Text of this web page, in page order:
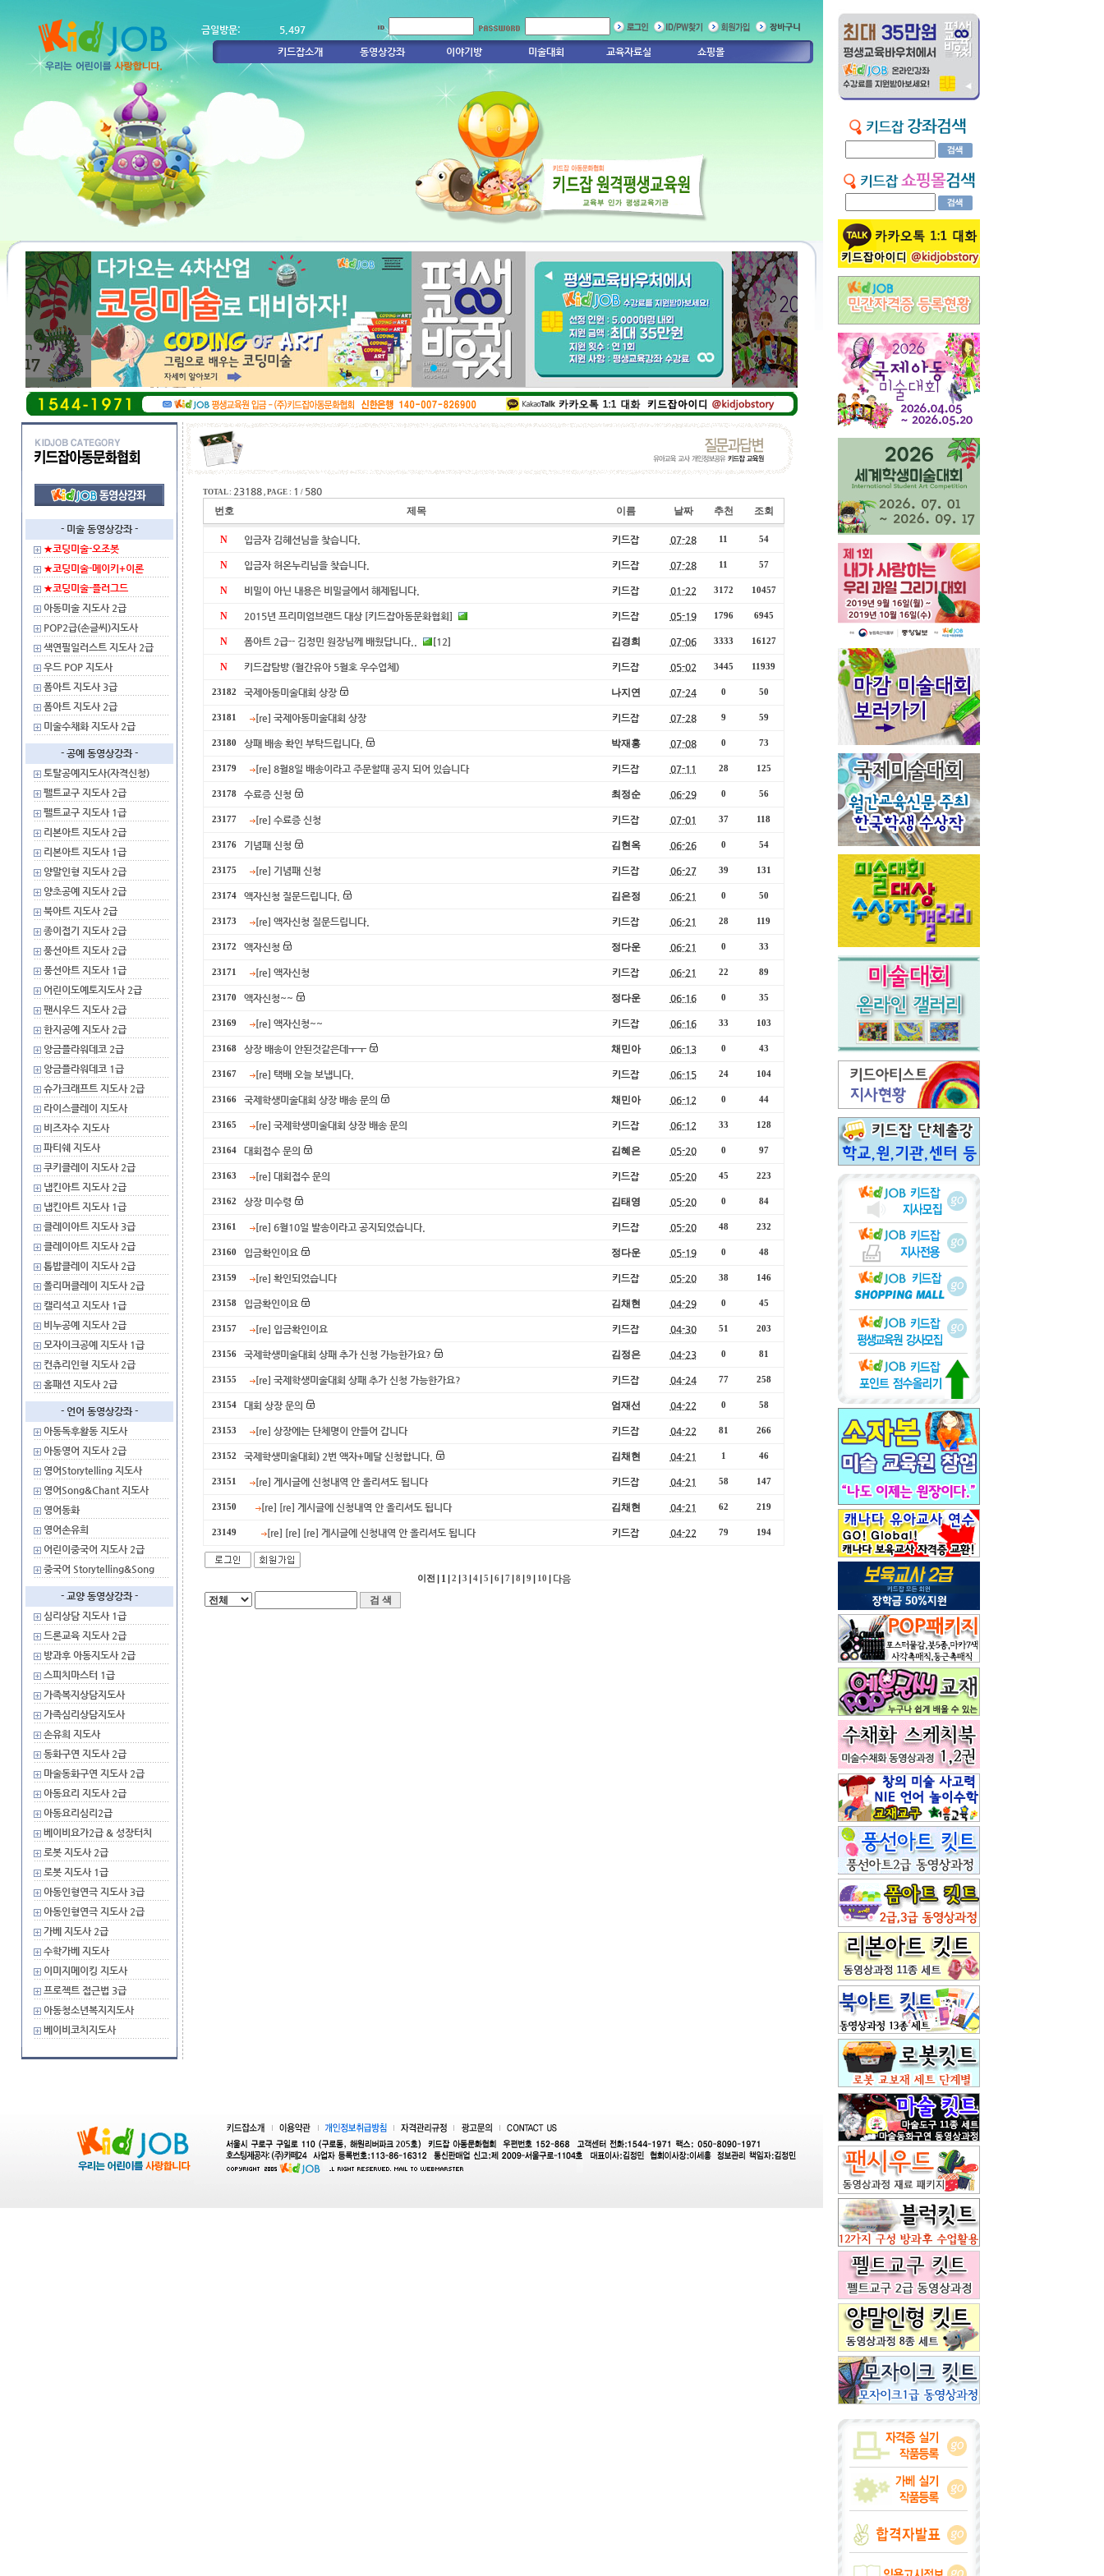
금일방문:
5,497
키드잡소개
동영상강좌 이야기방 미술대회 교육자료실 쇼핑몰
1 2 3 4
- 미술 동영상강좌 -
★코딩미술-오조봇
★코딩미술-메이키+이론
★코딩미술-플러그드
아동미술 지도사 2급
POP2급(손글씨)지도사
색연필일러스트 지도사 2급
우드 POP 지도사
폼아트 지도사 3급
폼아트 지도사 2급
미술수채화 지도사 2급
- 공예 동영상강좌 -
토탈공예지도사(자격신청)
펠트교구 지도사 2급
펠트교구 지도사 1급
리본아트 지도사 2급
리본아트 지도사 1급
양말인형 지도사 2급
양초공예 지도사 2급
북아트 지도사 2급
종이접기 지도사 2급
풍선아트 지도사 2급
풍선아트 지도사 1급
어린이도예토지도사 2급
팬시우드 지도사 2급
한지공예 지도사 2급
앙금플라워데코 2급
앙금플라워데코 1급
슈가크래프트 지도사 2급
라이스클레이 지도사
비즈자수 지도사
파티쉐 지도사
쿠키클레이 지도사 2급
냅킨아트 지도사 2급
냅킨아트 지도사 1급
클레이아트 지도사 3급
클레이아트 지도사 2급
톱밥클레이 지도사 2급
폴리머클레이 지도사 2급
캘리석고 지도사 1급
비누공예 지도사 2급
모자이크공예 지도사 1급
컨츄리인형 지도사 2급
홈패션 지도사 2급
- 언어 동영상강좌 -
아동독후활동 지도사
아동영어 지도사 2급
영어Storytelling 지도사
영어Song&Chant 지도사
영어동화
영어손유희
어린이중국어 지도사 2급
중국어 Storytelling&Song
- 교양 동영상강좌 -
심리상담 지도사 1급
드론교육 지도사 2급
방과후 아동지도사 2급
스피치마스터 1급
가족복지상담지도사
가족심리상담지도사
손유희 지도사
동화구연 지도사 2급
마술동화구연 지도사 2급
아동요리 지도사 2급
아동요리심리2급
베이비요가2급 & 성장터치
로봇 지도사 2급
로봇 지도사 1급
아동인형연극 지도사 3급
아동인형연극 지도사 2급
가베 지도사 2급
수학가베 지도사
이미지메이킹 지도사
프로젝트 접근법 3급
아동청소년복지지도사
베이비코치지도사
TOTAL : 23188 , PAGE : 1 / 580
번호
제목 이름 날짜 추천 조회
N 입금자 김혜선님을 찾습니다. 키드잡 07-28 11 54
N 입금자 허온누리님을 찾습니다. 키드잡 07-28 11 57
N 비밀이 아닌 내용은 비밀글에서 해제됩니다. 키드잡 01-22 3172 10457
N 2015년 프리미엄브랜드 대상 [키드잡아동문화협회] 키드잡 05-19 1796 6945
N 폼아트 2급-- 김정민 원장님께 배웠답니다.. [12] 김경희 07-06 3333 16127
N 키드잡탐방 (월간유아 5월호 우수업체) 키드잡 05-02 3445 11939
23182 국제아동미술대회 상장 나지연 07-24 0 50
23181 [re] 국제아동미술대회 상장 키드잡 07-28 9 59
23180 상패 배송 확인 부탁드립니다. 박재홍 07-08 0 73
23179 [re] 8월8일 배송이라고 주문할때 공지 되어 있습니다 키드잡 07-11 28 125
23178 수료증 신청 최정순 06-29 0 56
23177 [re] 수료증 신청 키드잡 07-01 37 118
23176 기념패 신청 김현옥 06-26 0 54
23175 [re] 기념패 신청 키드잡 06-27 39 131
23174 액자신청 질문드립니다. 김은정 06-21 0 50
23173 [re] 액자신청 질문드립니다. 키드잡 06-21 28 119
23172 액자신청 정다운 06-21 0 33
23171 [re] 액자신청 키드잡 06-21 22 89
23170 액자신청~~ 정다운 06-16 0 35
23169 [re] 액자신청~~ 키드잡 06-16 33 103
23168 상장 배송이 안된것같은데ㅜㅜ 채민아 06-13 0 43
23167 [re] 택배 오늘 보냅니다. 키드잡 06-15 24 104
23166 국제학생미술대회 상장 배송 문의 채민아 06-12 0 44
23165 [re] 국제학생미술대회 상장 배송 문의 키드잡 06-12 33 128
23164 대회접수 문의 김혜은 05-20 0 97
23163 [re] 대회접수 문의 키드잡 05-20 45 223
23162 상장 미수령 김태영 05-20 0 84
23161 [re] 6월10일 발송이라고 공지되었습니다. 키드잡 05-20 48 232
23160 입금확인이요 정다운 05-19 0 48
23159 [re] 확인되었습니다 키드잡 05-20 38 146
23158 입금확인이요 김채현 04-29 0 45
23157 [re] 입금확인이요 키드잡 04-30 51 203
23156 국제학생미술대회 상패 추가 신청 가능한가요? 김정은 04-23 0 81
23155 [re] 국제학생미술대회 상패 추가 신청 가능한가요? 키드잡 04-24 77 258
23154 대회 상장 문의 엄재선 04-22 0 58
23153 [re] 상장에는 단체명이 안들어 갑니다 키드잡 04-22 81 266
23152 국제학생미술대회) 2번 액자+메달 신청합니다. 김채현 04-21 1 46
23151 [re] 게시글에 신청내역 안 올리셔도 됩니다 키드잡 04-21 58 147
23150 [re] [re] 게시글에 신청내역 안 올리셔도 됩니다 김채현 04-21 62 219
23149 [re] [re] [re] 게시글에 신청내역 안 올리셔도 됩니다 키드잡 04-22 79 194
이전 1 2 3 4 5 6 7 8 9 10 다음